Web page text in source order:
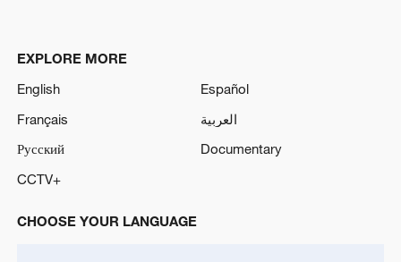
EXPLORE MORE
English
Español
Français
العربية
Русский
Documentary
CCTV+
CHOOSE YOUR LANGUAGE